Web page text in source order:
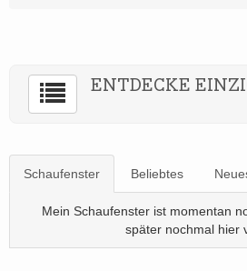
ENTDECKE
Schaufenster Beliebtes
Mein Schaufenster ist momentan
später nochmal hier